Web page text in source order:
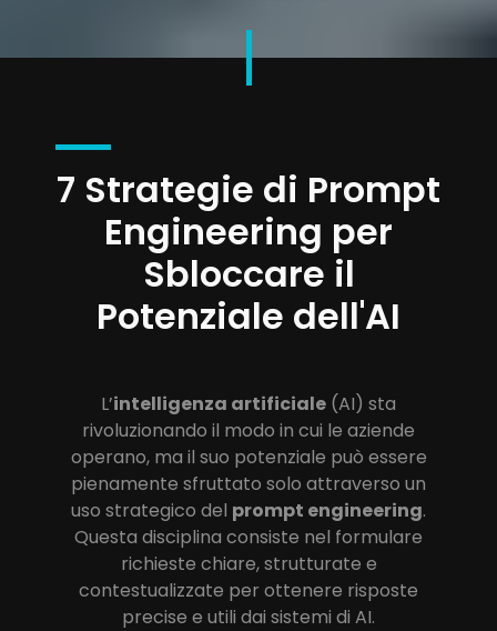
7 Strategie di Prompt
Engineering per
Sbloccare il
Potenziale dell'AI
L’intelligenza artificiale (AI) sta
rivoluzionando il modo in cui le aziende
operano, ma il suo potenziale può essere
pienamente sfruttato solo attraverso un
uso strategico del prompt engineering.
Questa disciplina consiste nel formulare
richieste chiare, strutturate e
contestualizzate per ottenere risposte
precise e utili dai sistemi di AI.